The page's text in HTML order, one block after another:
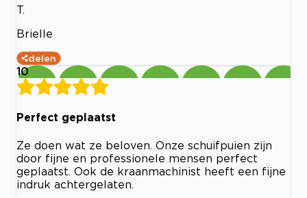
T.
Brielle
delen
10
Perfect geplaatst
Ze doen wat ze beloven. Onze schuifpuien zijn
door fijne en professionele mensen perfect
geplaatst. Ook de kraanmachinist heeft een fijne
indruk achtergelaten.